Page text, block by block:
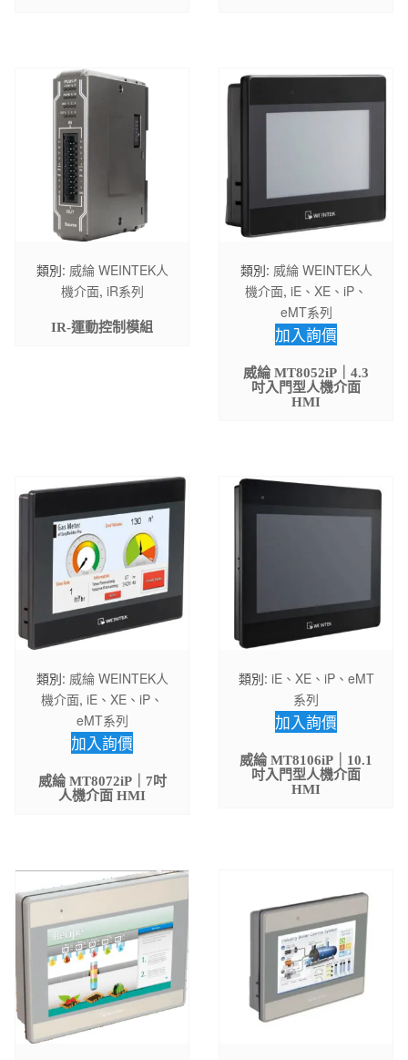
類別: 威綸 WEINTEK人
機介面, iR系列
IR-運動控制模組
類別: 威綸 WEINTEK人
機介面, iE、XE、iP、
eMT系列
加入詢價
威綸 MT8052iP｜4.3
吋入門型人機介面
HMI
類別: 威綸 WEINTEK人
機介面, iE、XE、iP、
eMT系列
加入詢價
威綸 MT8072iP｜7吋
人機介面 HMI
類別: iE、XE、iP、eMT
系列
加入詢價
威綸 MT8106iP｜10.1
吋入門型人機介面
HMI